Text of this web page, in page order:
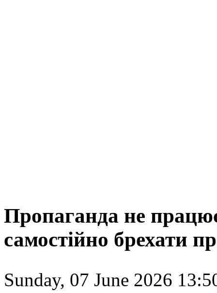
Пропаганда не
самостійно брехати
Sunday, 07 June 2026